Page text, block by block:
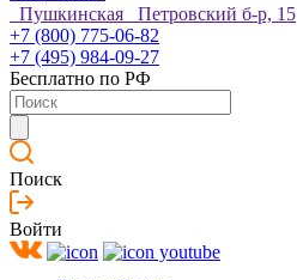
Пушкинская Петровский б-р, 15
+7 (800) 775-06-82
+7 (495) 984-09-27
Бесплатно по РФ
Поиск
Войти